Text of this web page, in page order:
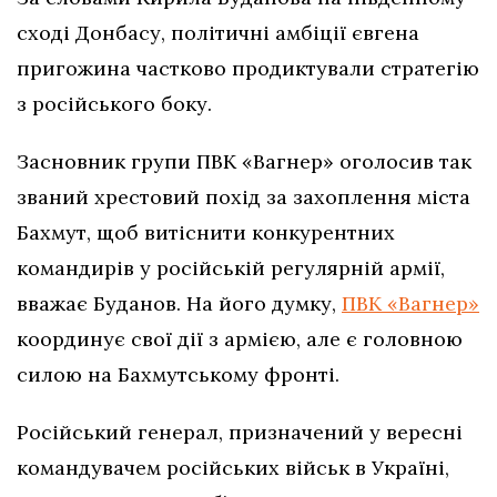
сході Донбасу, політичні амбіції євгена
пригожина частково продиктували стратегію
з російського боку.
Засновник групи ПВК «Вагнер» оголосив так
званий хрестовий похід за захоплення міста
Бахмут, щоб витіснити конкурентних
командирів у російській регулярній армії,
вважає Буданов. На його думку, ПВК «Вагнер»
координує свої дії з армією, але є головною
силою на Бахмутському фронті.
Російський генерал, призначений у вересні
командувачем російських військ в Україні,